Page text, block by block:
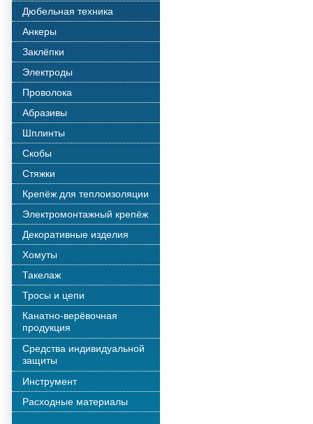
Дюбельная техника
Анкеры
Заклёпки
Электроды
Проволока
Абразивы
Шплинты
Скобы
Стяжки
Крепёж для теплоизоляции
Электромонтажный крепёж
Декоративные изделия
Хомуты
Такелаж
Тросы и цепи
Канатно-верёвочная
продукция
Средства индивидуальной
защиты
Инструмент
Расходные материалы